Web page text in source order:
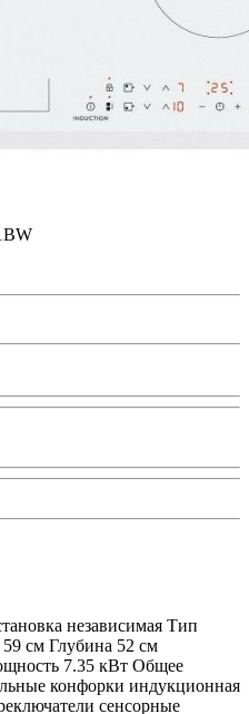
независимая Тип
см Глубина 52 см
7.35 кВт Общее
конфорки индукционная
сенсорные